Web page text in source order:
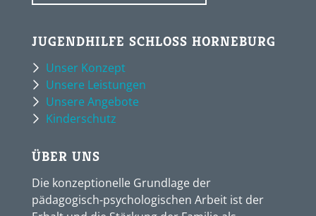
JUGENDHILFE SCHLOSS HORNEBURG
Unser Konzept
Unsere Leistungen
Unsere Angebote
Kinderschutz
ÜBER UNS
Die konzeptionelle Grundlage der
pädagogisch-psychologischen Arbeit ist der